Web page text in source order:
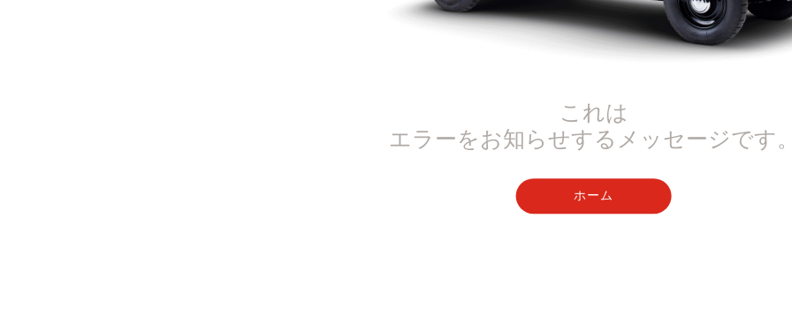
これは
エラーをお知らせするメッセージです
ホーム